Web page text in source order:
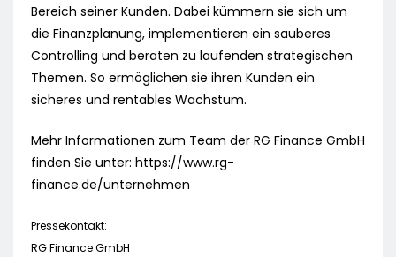
Bereich seiner Kunden. Dabei kümmern sie sich um
die Finanzplanung, implementieren ein sauberes
Controlling und beraten zu laufenden strategischen
Themen. So ermöglichen sie ihren Kunden ein
sicheres und rentables Wachstum.
Mehr Informationen zum Team der RG Finance GmbH
finden Sie unter: https://www.rg-
finance.de/unternehmen
Pressekontakt:
RG Finance GmbH